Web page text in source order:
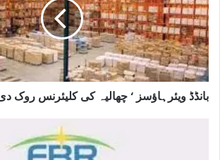
بانڈڈ ویئرہاﺅسز ‘ چھالیہ کی کلیئرنس روک